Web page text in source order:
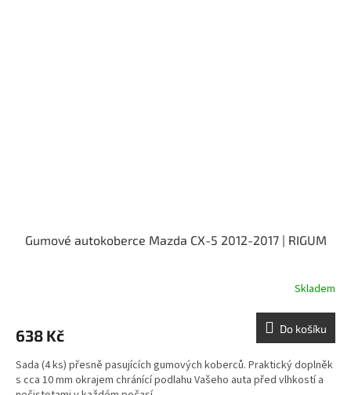
Gumové autokoberce Mazda CX-5 2012-2017 | RIGUM
Skladem
638 Kč Do košíku
Sada (4 ks) přesně pasujících gumových koberců. Praktický doplněk
s cca 10 mm okrajem chránící podlahu Vašeho auta před vlhkostí a